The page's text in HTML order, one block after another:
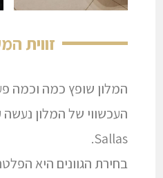
זווית
המלון שופץ כמה וכמה
Sallas.
בחירת הגוונים היא